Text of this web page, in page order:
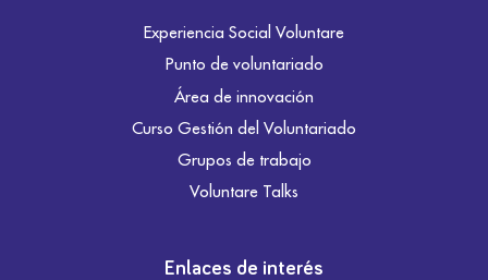
Experiencia Social Voluntare
Punto de voluntariado
Área de innovación
Curso Gestión del Voluntariado
Grupos de trabajo
Voluntare Talks
Enlaces de interés